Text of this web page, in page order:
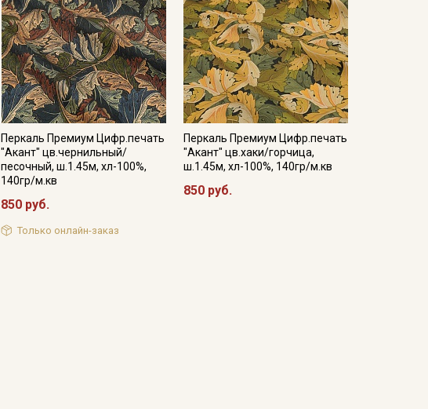
Перкаль Премиум Цифр.печать
"Акант" цв.чернильный/
песочный, ш.1.45м, хл-100%,
140гр/м.кв
850 руб.
Только онлайн-заказ
Перкаль Премиум Цифр.печать
"Акант" цв.хаки/горчица,
ш.1.45м, хл-100%, 140гр/м.кв
850 руб.